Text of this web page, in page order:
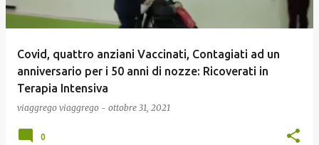
Covid, quattro anziani Vaccinati, Contagiati ad un
anniversario per i 50 anni di nozze: Ricoverati in
Terapia Intensiva
viaggrego viaggrego - ottobre 31, 2021
0